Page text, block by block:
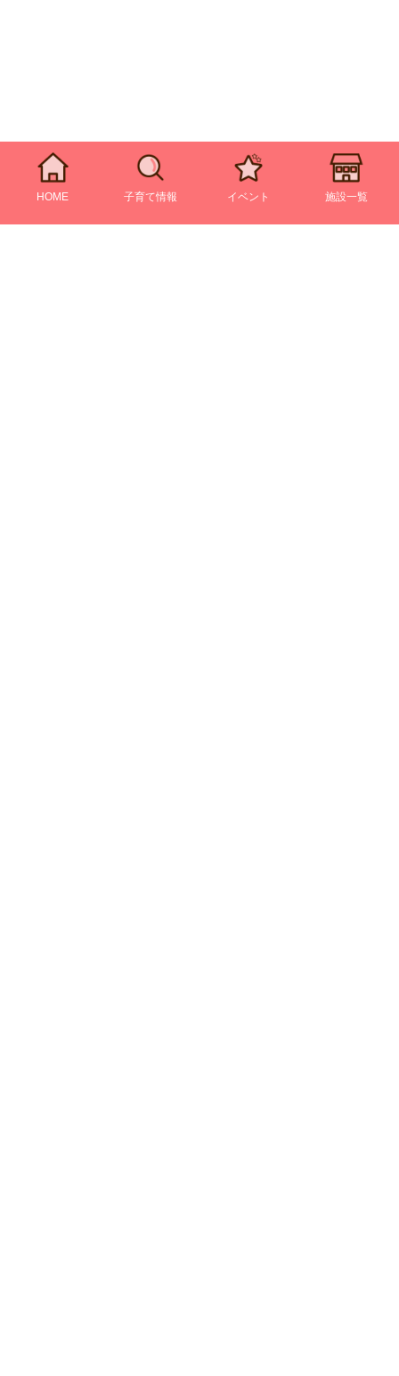
HOME 子育て情報 イベント 施設一覧